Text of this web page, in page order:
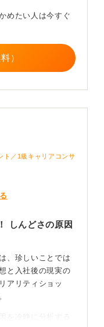
けましょう。
も選択肢に入れ
めたい人は今すぐ
）
ト／1級キャリアコンサ
しんどさの原因
、珍しいことでは
と入社後の現実の
アリティショッ
を冷静に分析する